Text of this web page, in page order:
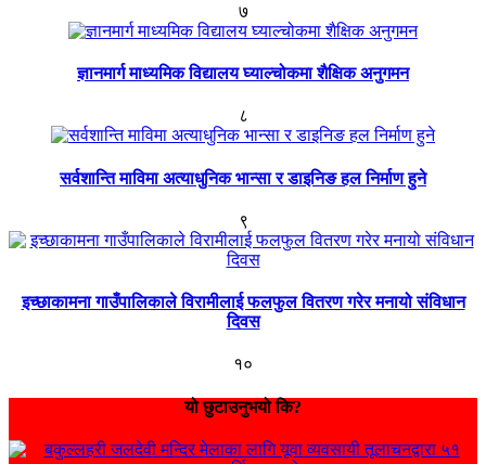
७
ज्ञानमार्ग माध्यमिक विद्यालय घ्याल्चोकमा शैक्षिक अनुगमन
८
सर्वशान्ति माविमा अत्याधुनिक भान्सा र डाइनिङ हल निर्माण हुने
९
इच्छाकामना गाउँपालिकाले विरामीलाई फलफुल वितरण गरेर मनायो संविधान
दिवस
१०
यो छुटाउनुभयो कि?